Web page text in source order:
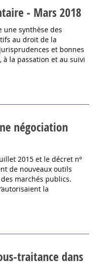
- Mars 2018
une synthèse des
au droit de la
et bonnes
à la passation et au suivi
négociation
2015 et le décret nº
de nouveaux outils
marchés publics.
la
traitance dans